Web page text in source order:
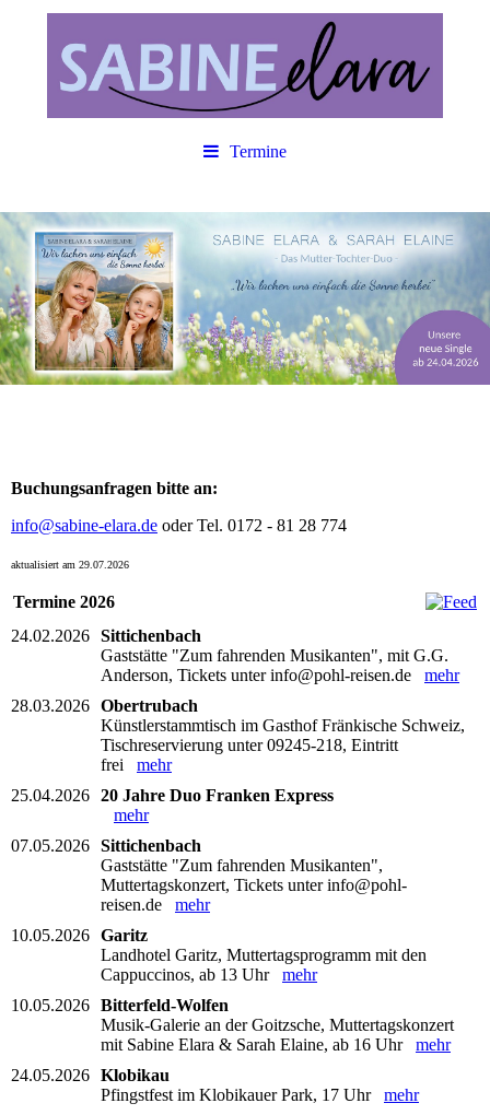
Termine
Buchungsanfragen bitte an:
info@sabine-elara.de oder Tel. 0172 - 81 28 774
aktualisiert am 29.07.2026
Termine 2026
24.02.2026 Sittichenbach
Gaststätte "Zum fahrenden Musikanten", mit G.G.
Anderson, Tickets unter info@pohl-reisen.de mehr
28.03.2026 Obertrubach
Künstlerstammtisch im Gasthof Fränkische Schweiz,
Tischreservierung unter 09245-218, Eintritt
frei mehr
25.04.2026 20 Jahre Duo Franken Express
mehr
07.05.2026 Sittichenbach
Gaststätte "Zum fahrenden Musikanten",
Muttertagskonzert, Tickets unter info@pohl-
reisen.de mehr
10.05.2026 Garitz
Landhotel Garitz, Muttertagsprogramm mit den
Cappuccinos, ab 13 Uhr mehr
10.05.2026 Bitterfeld-Wolfen
Musik-Galerie an der Goitzsche, Muttertagskonzert
mit Sabine Elara & Sarah Elaine, ab 16 Uhr mehr
24.05.2026 Klobikau
Pfingstfest im Klobikauer Park, 17 Uhr mehr